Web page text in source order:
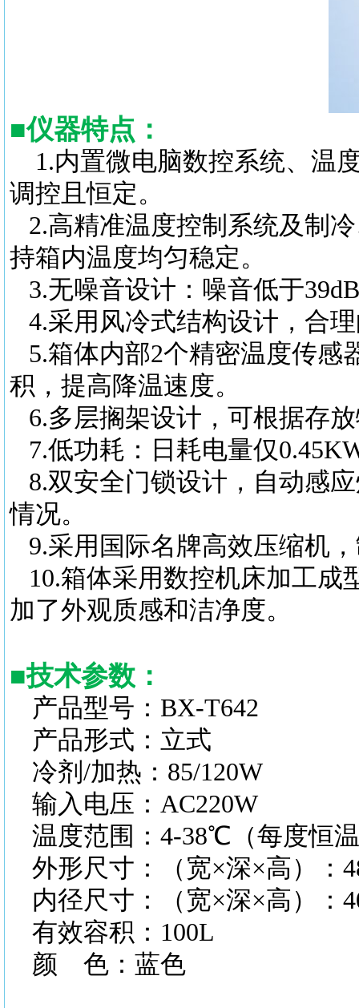
■仪器特点 ：
1.内置微电脑数控系统、温
调控且恒定。
2.高精准温度控制系统及制
持箱内温度均匀稳定。
3.无噪音设计：噪音低于
4.采用风冷式结构设计，合
5.箱体内部2个精密温度传感
积，提高降温速度。
6.多层搁架设计，可根据存
7.低功耗：日耗电量仅
8.双安全门锁设计，自动感
情况。
9.采用国际名牌高效压缩机
10.箱体采用数控机床加工成
加了外观质感和洁净度。
■技术参数 ：
产品型号：BX-T642
产品形式：立式
冷剂/加热：85/120W
输入电压：AC220W
温度范围：4-38℃（每度恒
外形尺寸：（宽×深×高）：
内径尺寸：（宽×深×高）：
有效容积：100L
颜 色：蓝色